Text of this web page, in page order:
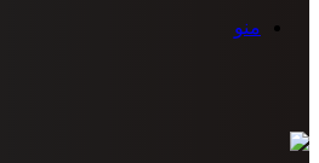
منو